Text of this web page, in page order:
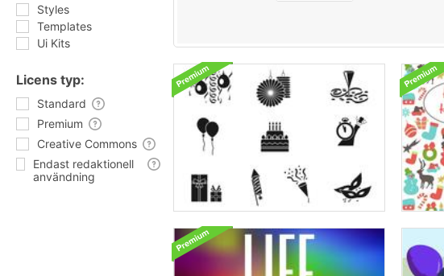
Styles
Templates
Ui Kits
Licens typ:
Standard
Premium
Creative Commons
Endast redaktionell
användning